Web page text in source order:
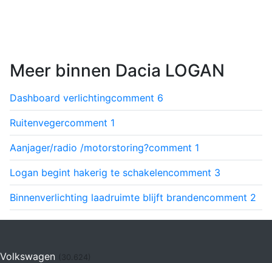
Meer binnen Dacia LOGAN
Dashboard verlichtingcomment 6
Ruitenvegercomment 1
Aanjager/radio /motorstoring?comment 1
Logan begint hakerig te schakelencomment 3
Binnenverlichting laadruimte blijft brandencomment 2
Volkswagen (30.624)